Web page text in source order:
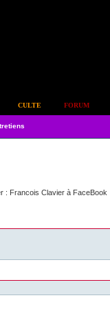
CULTE FORUM